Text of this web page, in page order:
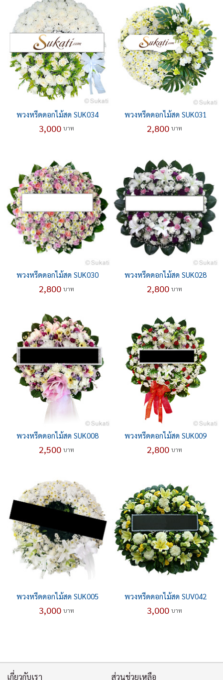
พวงหรีดดอกไม้สด SUK034
3,000 บาท
พวงหรีดดอกไม้สด SUK031
2,800 บาท
พวงหรีดดอกไม้สด SUK030
2,800 บาท
พวงหรีดดอกไม้สด SUK028
2,800 บาท
พวงหรีดดอกไม้สด SUK008
2,500 บาท
พวงหรีดดอกไม้สด SUK009
2,800 บาท
พวงหรีดดอกไม้สด SUK005
3,000 บาท
พวงหรีดดอกไม้สด SUV042
3,000 บาท
เกี่ยวกับเรา ส่วนช่วยเหลือ